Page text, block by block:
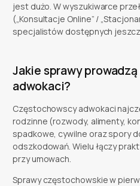
jest dużo. W wyszukiwarce
(„Konsultacje Online” /
specjalistów dostępnych
Jakie sprawy
adwokaci?
Częstochowscy adwokaci
rodzinne (rozwody, alimenty,
spadkowe, cywilne oraz spory
odszkodowań. Wielu łączy
przy umowach.
Sprawy częstochowskie w